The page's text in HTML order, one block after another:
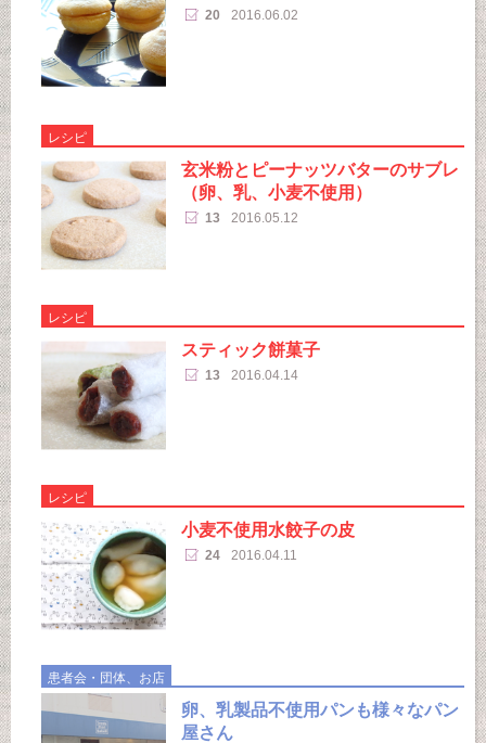
20 2016.06.02
レシピ
玄米粉とピーナッツバターのサブレ
（卵、乳、小麦不使用）
13 2016.05.12
レシピ
スティック餅菓子
13 2016.04.14
レシピ
小麦不使用水餃子の皮
24 2016.04.11
患者会・団体、お店
卵、乳製品不使用パンも様々なパン
屋さん